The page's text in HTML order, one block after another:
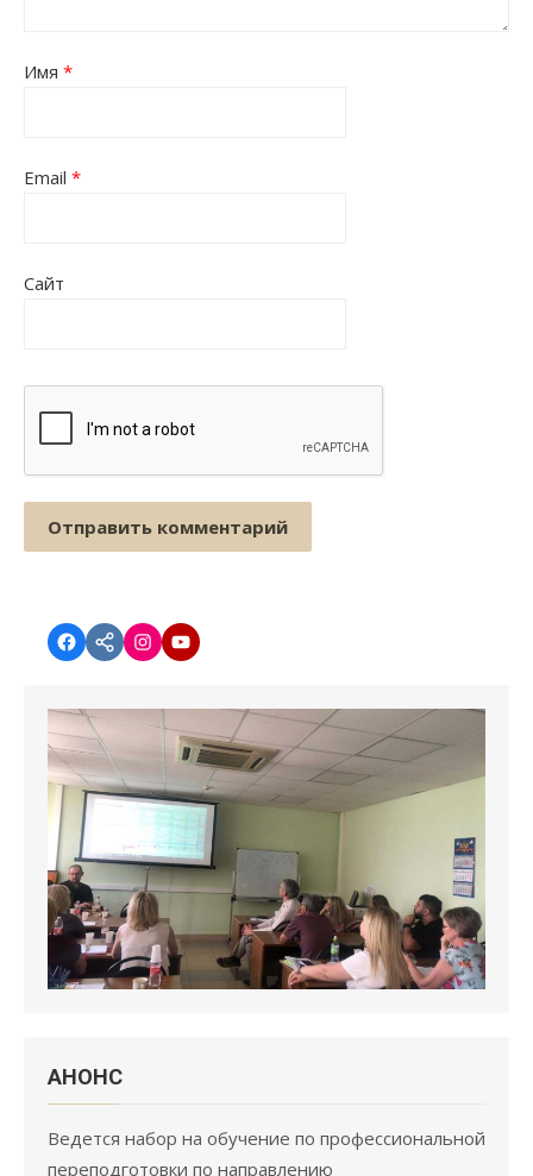
Имя *
Email *
Сайт
Facebook
vk.cominstagram.com
YouTube
АНОНC
Ведется набор на обучение по профессиональной
переподготовки по направлению